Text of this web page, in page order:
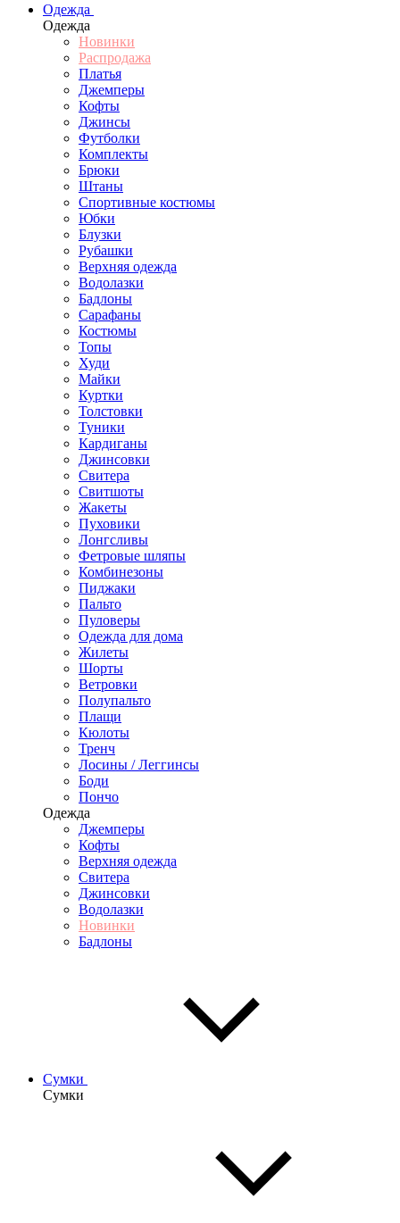
Одежда
Одежда
Новинки
Распродажа
Платья
Джемперы
Кофты
Джинсы
Футболки
Комплекты
Брюки
Штаны
Спортивные костюмы
Юбки
Блузки
Рубашки
Верхняя одежда
Водолазки
Бадлоны
Сарафаны
Костюмы
Топы
Худи
Майки
Куртки
Толстовки
Туники
Кардиганы
Джинсовки
Свитера
Свитшоты
Жакеты
Пуховики
Лонгсливы
Фетровые шляпы
Комбинезоны
Пиджаки
Пальто
Пуловеры
Одежда для дома
Жилеты
Шорты
Ветровки
Полупальто
Плащи
Кюлоты
Тренч
Лосины / Леггинсы
Боди
Пончо
Одежда
Джемперы
Кофты
Верхняя одежда
Свитера
Джинсовки
Водолазки
Новинки
Бадлоны
Сумки
Сумки